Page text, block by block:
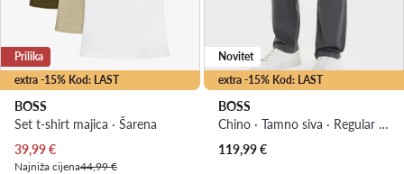
extra -15% Kod: LAST
Prilika
BOSS
Set t-shirt majica · Šarena
Trenutna cijena
39,99€
Najniža cijena44,99 €
extra -15% Kod: LAST
Novitet
BOSS
Chino · Tamno siva · Regular Fit
119,99€